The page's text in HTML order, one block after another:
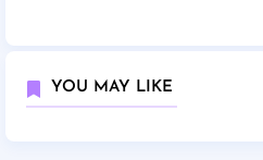
YOU MAY LIKE